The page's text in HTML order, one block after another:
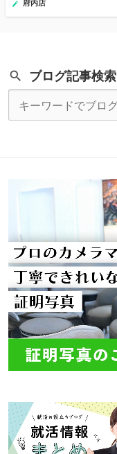
府内店
ブログ記事検索